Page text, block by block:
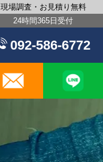
現場調査・お見積り無料
24時間365日受付
092-586-6772
メール